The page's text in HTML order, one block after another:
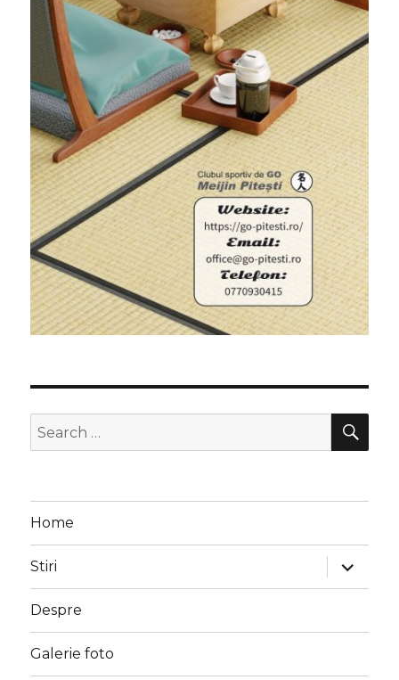
Search
for:
Home
Stiri
expand
child
menu
Despre
Galerie foto